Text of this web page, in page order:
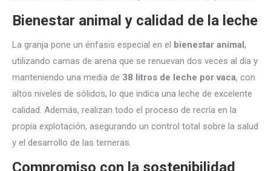
Bienestar animal y calidad de la leche
La granja pone un énfasis especial en el bienestar animal,
utilizando camas de arena que se renuevan dos veces al día y
manteniendo una media de 38 litros de leche por vaca, con
altos niveles de sólidos, lo que indica una leche de excelente
calidad. Además, realizan todo el proceso de recría en la
propia explotación, asegurando un control total sobre la salud
y el desarrollo de las terneras.
Compromiso con la sostenibilidad